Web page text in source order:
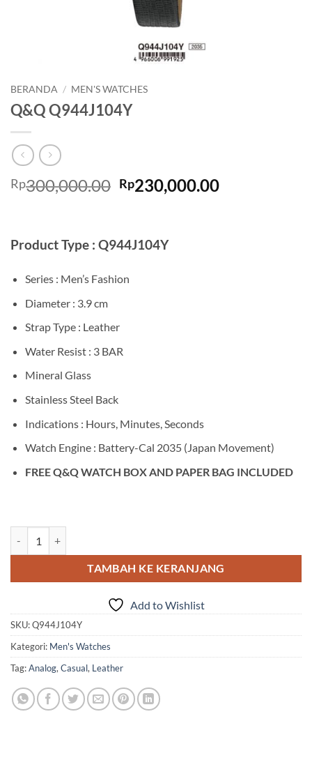
BERANDA / MEN'S WATCHES
Q&Q Q944J104Y
Rp300,000.00 Harga
aslinya
Rp300,000.00.
Rp230,000.00Harga
Product Type : Q944J104Y
Series : Men’s Fashion
Diameter : 3.9 cm
Strap Type : Leather
Water Resist : 3 BAR
Mineral Glass
Stainless Steel Back
Indications : Hours, Minutes, Seconds
Watch Engine : Battery-Cal 2035 (Japan Movement)
FREE Q&Q WATCH BOX AND PAPER BAG INCLUDED
TAMBAH KE KERANJANG
Add to Wishlist
SKU:Q944J104Y
Kategori: Men's Watches
Tag:Analog,Casual, Leather